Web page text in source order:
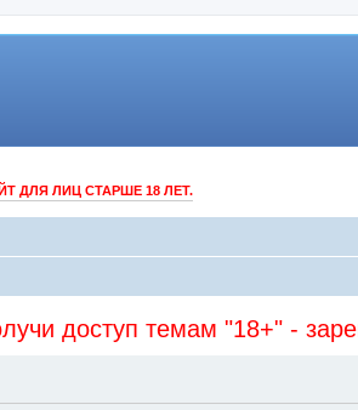
ДЛЯ ЛИЦ СТАРШЕ 18 ЛЕТ.
доступ темам "18+" -